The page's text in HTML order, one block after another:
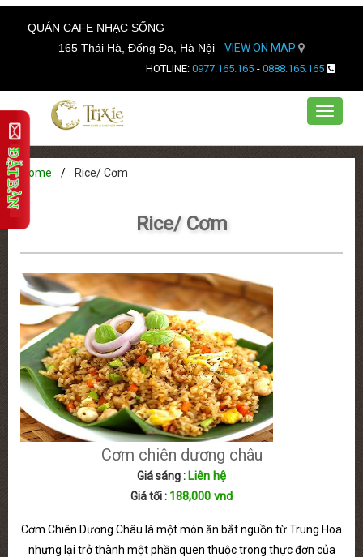
QUÁN CAFE NHẠC SỐNG
165 Thái Hà, Đống Đa, Hà Nội
VIEW ON MAP
HOTLINE: 0977.165.165 - 0888.165.165
Toggle
Home Rice/ Cơm
Rice/ Cơm
Cơm chiên dương châu
Giá sáng :Liên hệ
Giá tối : 188,000 vnd
Cơm Chiên Dương Châu là một món ăn bắt nguồn từ Trung Hoa
nhưng lại trở thành một phần quen thuộc trong thực đơn của